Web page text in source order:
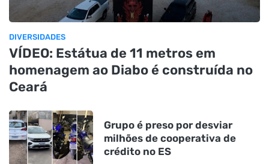
DIVERSIDADES
VÍDEO: Estátua de 11 metros em
homenagem ao Diabo é construída no
Ceará
Grupo é preso por desviar
milhões de cooperativa de
crédito no ES